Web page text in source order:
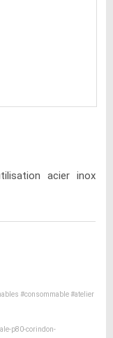
acier inox
#consommable#atelier
p80-corindon-